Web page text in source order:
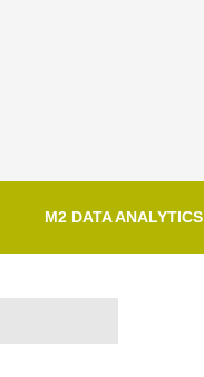
M2 DATA ANALYTICS